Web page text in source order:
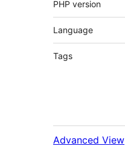
PHP version
Language
Tags
Advanced View